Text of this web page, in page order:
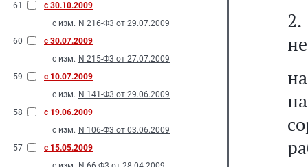
61
с 30.10.2009
с изм. N 216-Ф3 от 29.07.2009
60
с 30.07.2009
с изм. N 215-Ф3 от 27.07.2009
59
с 10.07.2009
с изм. N 141-Ф3 от 29.06.2009
58
с 19.06.2009
с изм. N 106-Ф3 от 03.06.2009
57
с 15.05.2009